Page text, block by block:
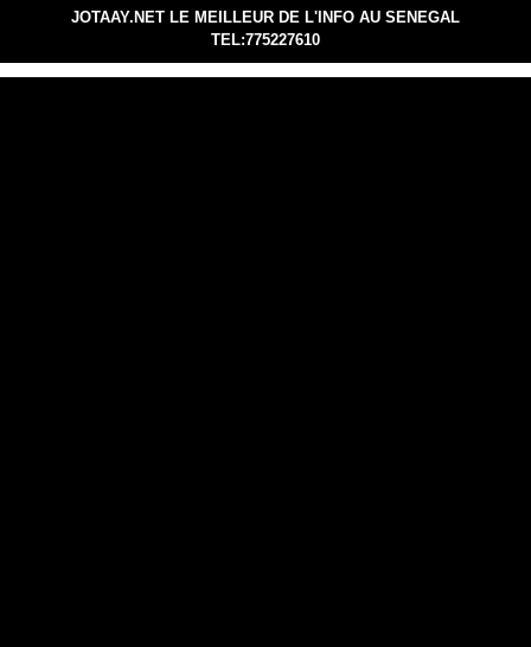
JOTAAY.NET LE MEILLEUR DE L'INFO AU SENEGAL
TEL:775227610